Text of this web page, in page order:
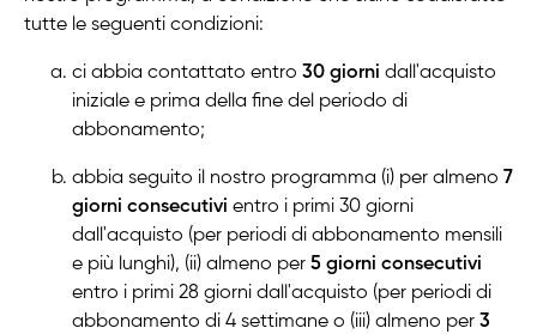
tutte le seguenti condizioni:
ci abbia contattato entro 30 giorni dall'acquisto
iniziale e prima della fine del periodo di
abbonamento;
abbia seguito il nostro programma (i) per almeno 7
giorni consecutivi entro i primi 30 giorni
dall'acquisto (per periodi di abbonamento mensili
e più lunghi), (ii) almeno per 5 giorni consecutivi
entro i primi 28 giorni dall'acquisto (per periodi di
abbonamento di 4 settimane o (iii) almeno per 3